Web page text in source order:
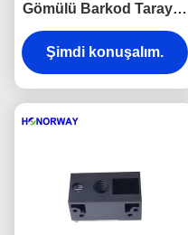
Gömülü Barkod Tarayıcı
Motoru QR Barkod
Tarama Motoru Parlama
Önleyici
Şimdi konuşalım.